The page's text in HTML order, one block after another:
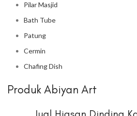
Pilar Masjid
Bath Tube
Patung
Cermin
Chafing Dish
Produk Abiyan Art